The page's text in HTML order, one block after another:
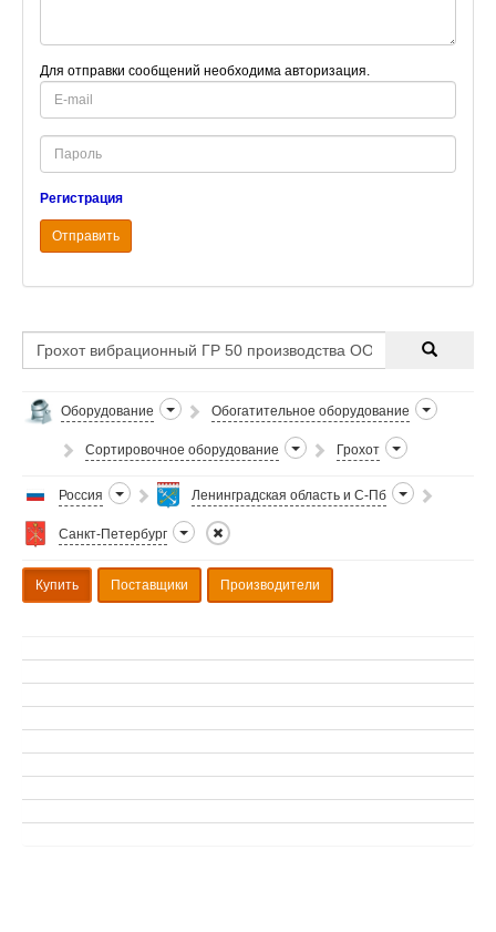
Для отправки сообщений необходима авторизация.
E-
mail
Password
Регистрация
Отправить
Оборудование Обогатительное оборудование
Сортировочное оборудование Грохот
Россия Ленинградская область и С-Пб
Санкт-Петербург
Купить Поставщики Производители